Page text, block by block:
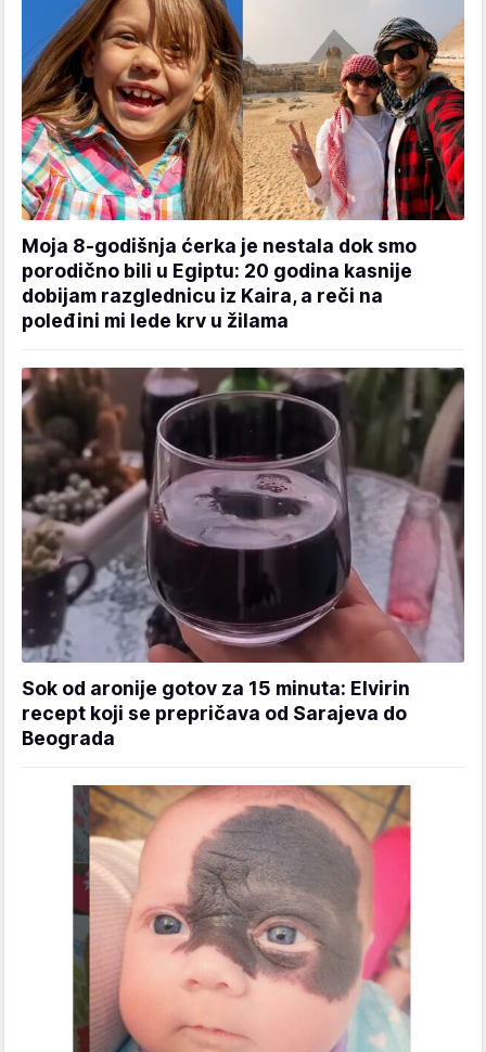
Moja 8-godišnja ćerka je nestala dok smo
porodično bili u Egiptu: 20 godina kasnije
dobijam razglednicu iz Kaira, a reči na
poleđini mi lede krv u žilama
Sok od aronije gotov za 15 minuta: Elvirin
recept koji se prepričava od Sarajeva do
Beograda